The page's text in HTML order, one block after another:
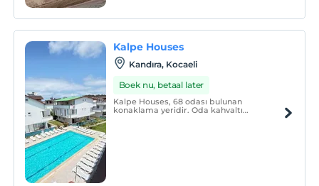
Kalpe Houses
Kandıra, Kocaeli
Boek nu, betaal later
Kalpe Houses, 68 odası bulunan
konaklama yeridir. Oda kahvaltı